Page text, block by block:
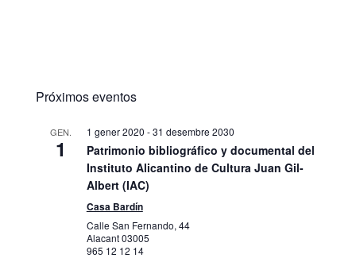
Próximos eventos
GEN.
1
1 gener 2020 -31 desembre 2030
Patrimonio bibliográfico y documental del
Instituto Alicantino de Cultura Juan Gil-
Albert (IAC)
Casa Bardín
Calle San Fernando, 44
Alacant03005
965 12 12 14